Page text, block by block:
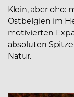
Klein, aber oho:
Ostbelgien im
motivierten
absoluten
Natur.